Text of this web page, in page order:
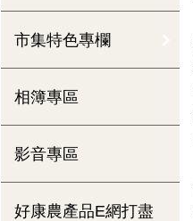
市集特色專欄
相簿專區
影音專區
好康農產品E網打盡